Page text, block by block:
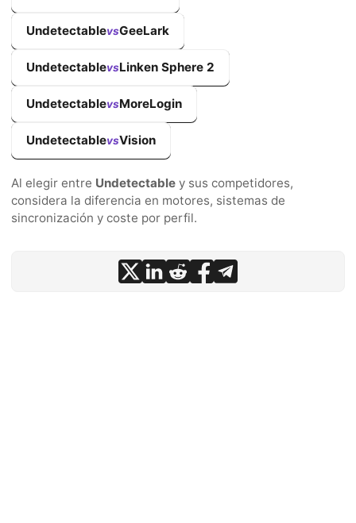
UndetectablevsGeeLark
UndetectablevsLinken Sphere 2
UndetectablevsMoreLogin
UndetectablevsVision
Al elegir entre Undetectable y sus competidores,
considera la diferencia en motores, sistemas de
sincronización y coste por perfil.